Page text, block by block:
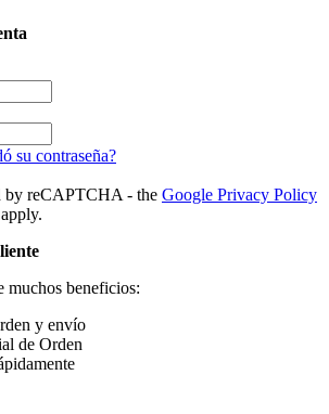
su contraseña?
by reCAPTCHA - the Google Privacy Policy
apply.
muchos beneficios:
y envío
de Orden